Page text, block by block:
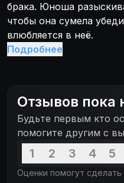
брака. Юноша
чтобы она сумела
влюбляется в неё.
Подробнее
Отзывов пока
Будьте первым кто
помогите другим с
1 2 3 4 5
Оценки помогут